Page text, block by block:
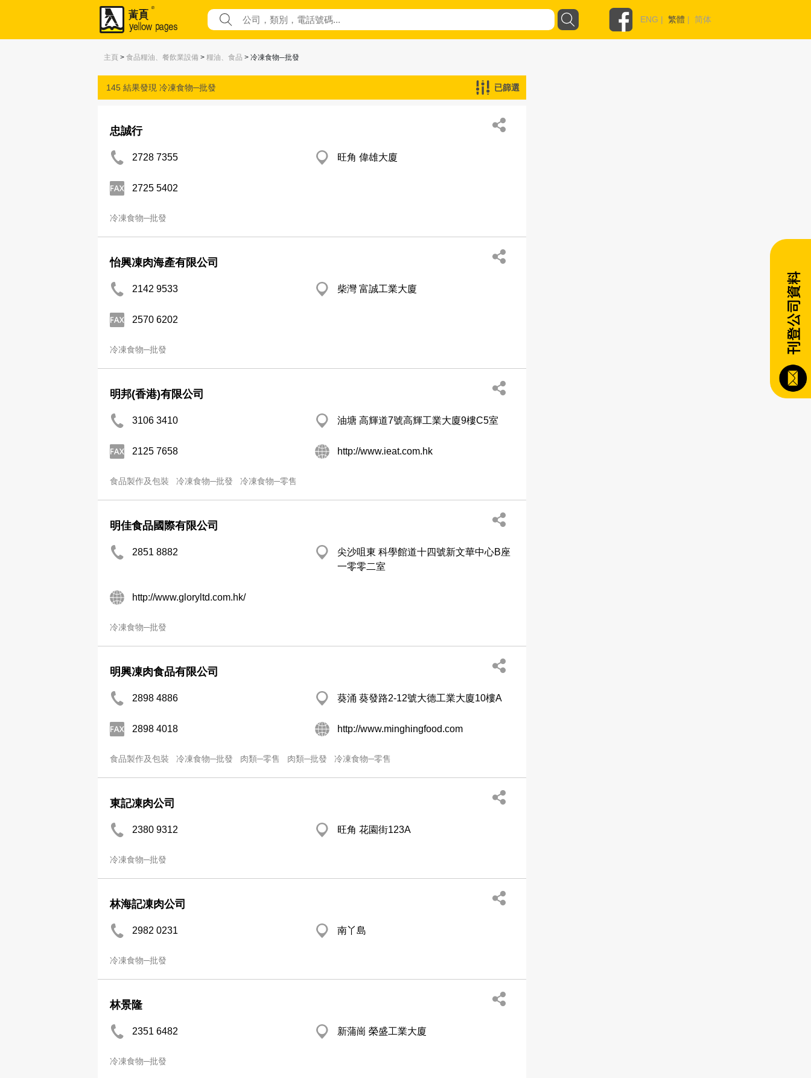
ENG | 繁體 | 简体
主頁 > 食品糧油、餐飲業設備 > 糧油、食品 > 冷凍食物─批發
145 結果發現 冷凍食物─批發 已篩選
忠誠行
2728 7355 旺角 偉雄大廈
2725 5402
冷凍食物─批發
怡興凍肉海產有限公司
2142 9533 柴灣 富誠工業大廈
2570 6202
冷凍食物─批發
明邦(香港)有限公司
3106 3410 油塘 高輝道7號高輝工業大廈9樓C5室
2125 7658 http://www.ieat.com.hk
食品製作及包裝 冷凍食物─批發 冷凍食物─零售
明佳食品國際有限公司
2851 8882
尖沙咀東 科學館道十四號新文華中心B座
一零零二室
http://www.gloryltd.com.hk/
冷凍食物─批發
明興凍肉食品有限公司
2898 4886 葵涌 葵發路2-12號大德工業大廈10樓A
2898 4018 http://www.minghingfood.com
食品製作及包裝 冷凍食物─批發 肉類─零售 肉類─批發 冷凍食物─零售
東記凍肉公司
2380 9312 旺角 花園街123A
冷凍食物─批發
林海記凍肉公司
2982 0231 南丫島
冷凍食物─批發
林景隆
2351 6482 新蒲崗 榮盛工業大廈
冷凍食物─批發